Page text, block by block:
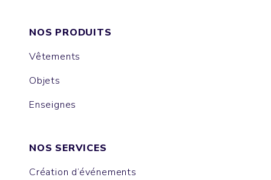
NOS PRODUITS
Vêtements
Objets
Enseignes
NOS SERVICES
Création d’événements